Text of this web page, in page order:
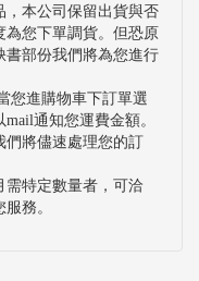
，本公司保留出貨與否
為您下單調貨。但恐原
書部份我們將為您進行
您進購物車下訂單選
通知您運費金額。
們將儘速處理您的訂
需特定數量者，可洽
務。